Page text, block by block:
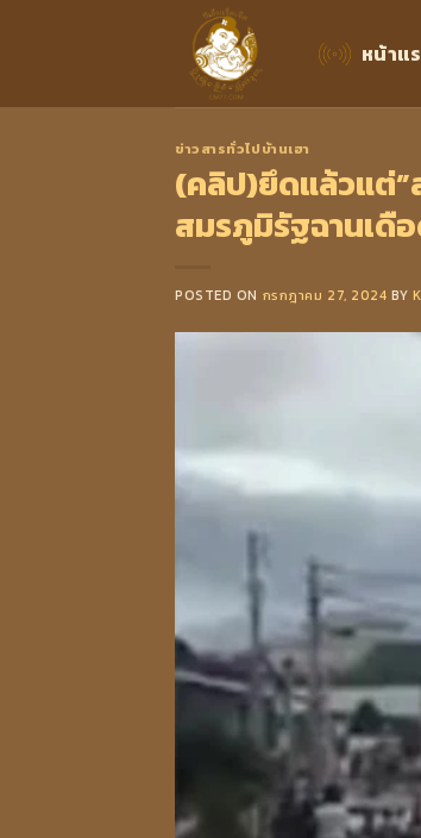
หน้าแ
ข่าวสารทั่วไปบ้านเฮา
(คลิป)ยึดแล้วแต่”
สมรภูมิรัฐฉานเดื
POSTED ON กรกฎาคม 27, 2024 BY